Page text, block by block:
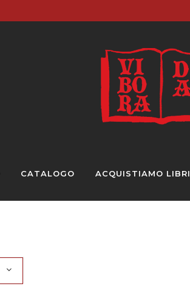
CATALOGO ACQUISTIAMO LIBRI